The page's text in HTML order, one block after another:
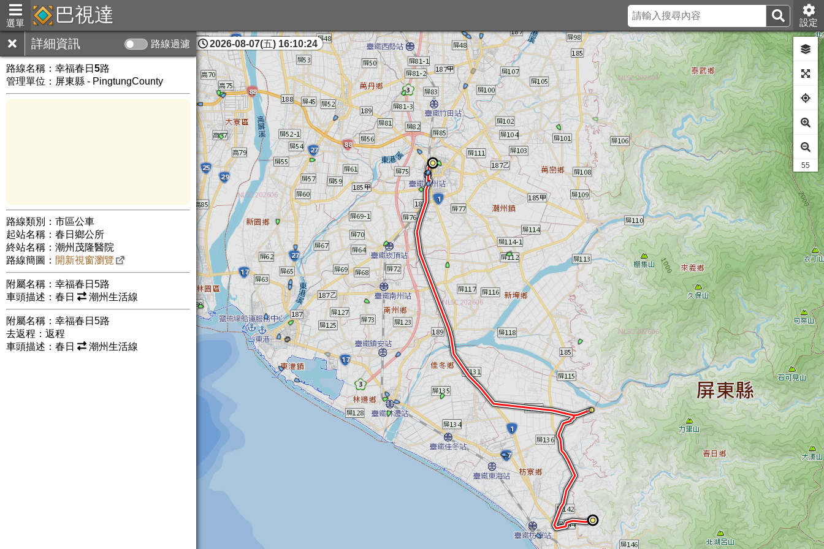
選單 巴視達 設定
詳細資訊 路線過濾
路線名稱： 幸福春日5路
管理單位：屏東縣 - PingtungCounty
路線類別：市區公車
起站名稱：春日鄉公所
終站名稱：潮州茂隆醫院
路線簡圖： 開新視窗瀏覽
附屬名稱：幸福春日5路
車頭描述：春日
潮州生活線
附屬名稱：幸福春日5路
去返程：返程
車頭描述：春日
潮州生活線
屏東縣
2026-08-07(五) 16:10:25
40